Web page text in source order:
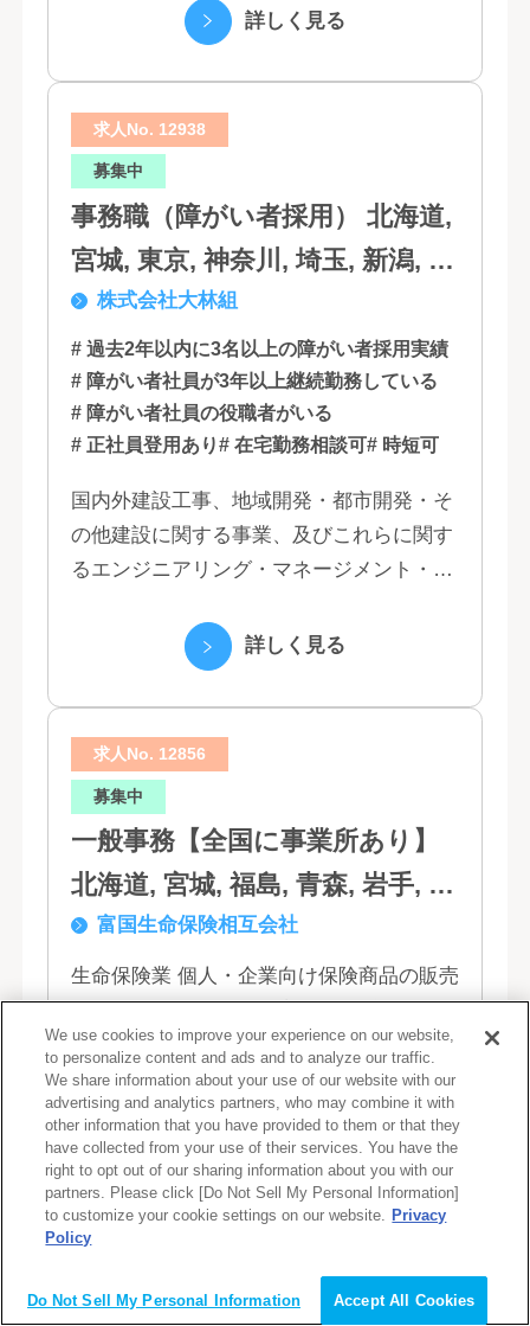
（5）営業代行業務 （6...詳しく見る
求人No. 12938
募集中
事務職（障がい者採用） 北海道,
宮城, 東京, 神奈川, 埼玉, 新潟, 愛
知, 大阪, 京都, 兵庫, 広島, 香川,
福岡
株式会社大林組
# 過去2年以内に3名以上の障がい者採用実績
# 障がい者社員が3年以上継続勤務している
# 障がい者社員の役職者がいる
# 正社員登用あり# 在宅勤務相談可# 時短可
国内外建設工事、地域開発・都市開発・そ
の他建設に関する事業、及びこれらに関す
るエンジニアリング・マネージメント・コ
詳しく見る
求人No. 12856
募集中
一般事務【全国に事業所あり】
北海道, 宮城, 福島, 青森, 岩手, 秋
田, 山形, 東京, 神奈川, 千葉, 埼
玉, 茨城, 栃木, 群馬, 新潟, 石川,
岡, 三重, 岐阜, 大阪, 京都, 兵庫,
滋賀, 奈良, 和歌山, 広島, 岡山, 山
口, 鳥取, 島根, 香川, 愛媛, 徳島,
高知, 福岡, 長崎, 熊本, 鹿児島, 大
分, 宮崎, 佐賀, 沖縄
富国生命保険相互会社
生命保険業 個人・企業向け保険商品の販売
と保全サービス、財務貸付・有価証券投資
など。 「ご契約者の利益擁護」と「社会へ
の貢献」という創業以来の経営理念にもと
づく「お客さま基点」をスローガンに掲
げ、顧客の...
詳しく見る
求人No. 12100
【中途】営業系総合職 北海道, 宮
We use cookies to improve your experience on our website,
to personalize content and ads and to analyze our traffic.
We share information about your use of our website with our
advertising and analytics partners, who may combine it with
other information that you have provided to them or that they
have collected from your use of their services. You have the
right to opt out of our sharing information about you with our
partners. Please click [Do Not Sell My Personal Information]
to customize your cookie settings on our website. Privacy
Policy
Do Not Sell My Personal Information Accept All Cookies